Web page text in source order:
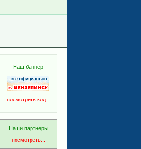
Наш баннер
посмотреть код...
Наши партнеры
посмотреть...